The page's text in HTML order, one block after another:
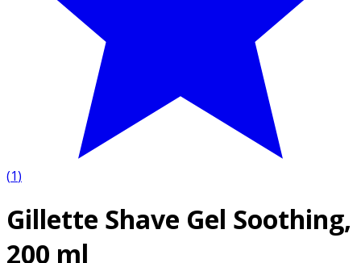
(1)
Gillette Shave Gel Soothing,
200 ml